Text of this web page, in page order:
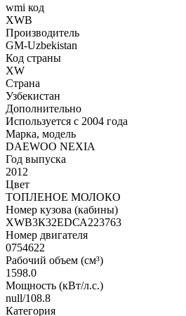
wmi код
XWB
Производитель
GM-Uzbekistan
Код страны
XW
Страна
Узбекистан
Дополнительно
Используется с 2004 года
Марка, модель
DАЕWОО NЕХIА
Год выпуска
2012
Цвет
ТОПЛЕНОЕ МОЛОКО
Номер кузова (кабины)
ХWВ3К32ЕDСА223763
Номер двигателя
0754622
Рабочий объем (см³)
1598.0
Мощность (кВт/л.с.)
null/108.8
Категория